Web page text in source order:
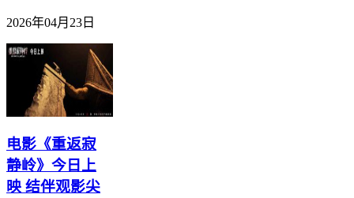
2026年04月23日
电影《重返寂
静岭》今日上
映 结伴观影尖